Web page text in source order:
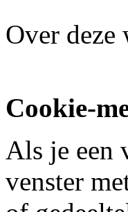
Over deze
Cookie-
Als je een
venster